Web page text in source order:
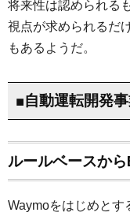
将来性は認められる
視点が求められるだ
もあるようだ。
■自動運転開発
ルールベースか
Waymoをはじめとす